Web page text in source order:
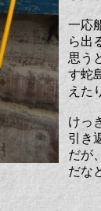
一応
ら出
思う
す蛇
えた
けっ
引き
だが
だな